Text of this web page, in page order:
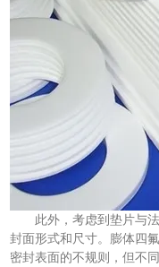
此外，考虑到垫片与法
封面形式和尺寸。膨体四
密封表面的不规则，但不